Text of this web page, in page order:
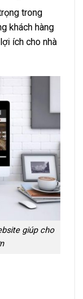
trong
khách hàng
ích cho nhà
giúp cho